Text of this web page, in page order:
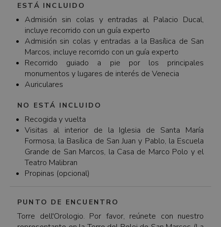
ESTÁ INCLUIDO
Admisión sin colas y entradas al Palacio Ducal,
incluye recorrido con un guía experto
Admisión sin colas y entradas a la Basílica de San
Marcos, incluye recorrido con un guía experto
Recorrido guiado a pie por los principales
monumentos y lugares de interés de Venecia
Auriculares
NO ESTÁ INCLUIDO
Recogida y vuelta
Visitas al interior de la Iglesia de Santa María
Formosa, la Basílica de San Juan y Pablo, la Escuela
Grande de San Marcos, la Casa de Marco Polo y el
Teatro Malibran
Propinas (opcional)
PUNTO DE ENCUENTRO
Torre dell'Orologio. Por favor, reúnete con nuestro